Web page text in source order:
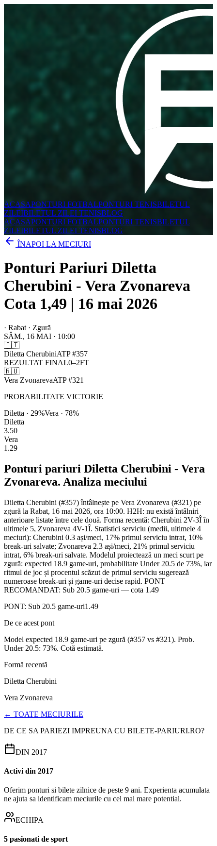
ACASAPONTURI FOTBALPONTURI TENISBILETUL
ZILEIBILETUL ZILEI TENISBLOG
ACASAPONTURI FOTBALPONTURI TENISBILETUL
ZILEIBILETUL ZILEI TENISBLOG
ÎNAPOI LA MECIURI
Ponturi Pariuri Diletta
Cherubini - Vera Zvonareva
Cota 1,49 | 16 mai 2026
· Rabat · Zgură
SÂM., 16 MAI · 10:00
🇮🇹
Diletta CherubiniATP#357
REZULTAT FINAL0–2FT
🇷🇺
Vera ZvonarevaATP#321
PROBABILITATE VICTORIE
Diletta · 29%Vera · 78%
Diletta
3.50
Vera
1.29
Ponturi pariuri Diletta Cherubini - Vera
Zvonareva. Analiza meciului
Diletta Cherubini (#357) întâlnește pe Vera Zvonareva (#321) pe
zgură la Rabat, 16 mai 2026, ora 10:00. H2H: nu există întâlniri
anterioare listate între cele două. Forma recentă: Cherubini 2V-3Î în
ultimele 5, Zvonareva 4V-1Î. Statistici serviciu (medii, ultimele 4
meciuri): Cherubini 0.3 ași/meci, 17% primul serviciu intrat, 10%
break-uri salvate; Zvonareva 2.3 ași/meci, 21% primul serviciu
intrat, 6% break-uri salvate. Modelul proiectează un meci scurt pe
zgură: expected 18.9 game-uri, probabilitate Under 20.5 de 73%, iar
ritmul de joc și procentul scăzut de primul serviciu sugerează
numeroase break-uri și game-uri decise rapid. PONT
RECOMANDAT: Sub 20.5 game-uri — cota 1.49
PONT: Sub 20.5 game-uri1.49
De ce acest pont
Model expected 18.9 game-uri pe zgură (#357 vs #321). Prob.
Under 20.5: 73%. Cotă estimată.
Formă recentă
Diletta Cherubini
Vera Zvonareva
← TOATE MECIURILE
DE CE SA PARIEZI IMPREUNA CU BILETE-PARIURI.RO?
DIN 2017
Activi din 2017
Oferim ponturi si bilete zilnice de peste 9 ani. Experienta acumulata
ne ajuta sa identificam meciurile cu cel mai mare potential.
ECHIPA
5 pasionati de sport